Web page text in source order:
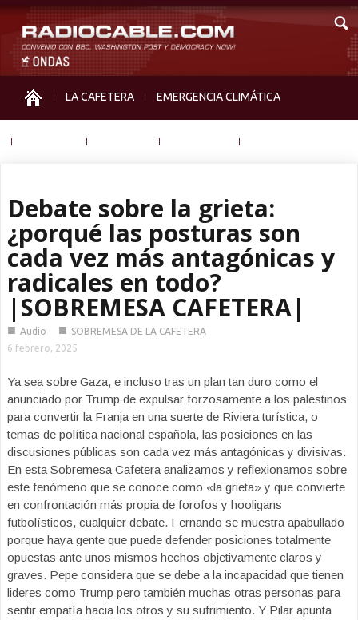
LA CAFETERA EMERGENCIA CLIMÁTICA
Debate sobre la grieta:
¿porqué las posturas son
cada vez más antagónicas y
radicales en todo?
|SOBREMESA CAFETERA|
■ Audio ■ SOBREMESA DE LA CAFETERA
6 febrero, 2025
Ya sea sobre Gaza, e incluso tras un plan tan duro como el
anunciado por Trump de expulsar forzosamente a los palestinos
para convertir la Franja en una suerte de Riviera turística, o
temas de política nacional española, las posiciones en las
discusiones públicas son cada vez más antagónicas y divisivas.
En esta Sobremesa Cafetera analizamos y reflexionamos sobre
este fenómeno que se conoce como «la grieta» y que convierte
en confrontación más propia de forofos y hooligans
futbolísticos, cualquier debate. Fernando se muestra apabullado
porque haya gente que puede defender posiciones totalmente
opuestas ante unos mismos hechos objetivamente claros y
graves. Pepe considera que se debe a la incapacidad que tienen
lideres como Trump pero también muchas otras personas para
sentir empatía hacia los otros y su sufrimiento. Y Pilar apunta